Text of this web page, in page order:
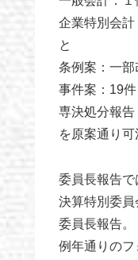
企業特別会計
と
条例案：一
事件案：19件
専決処分報告
を原案通り可
委員長報告で
決算特別委員
委員長報告。
例年通りのフ